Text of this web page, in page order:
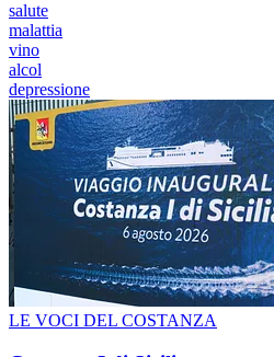
salute
malattia
vino
alcol
depressione
LE VOCI DEL COSTANZA